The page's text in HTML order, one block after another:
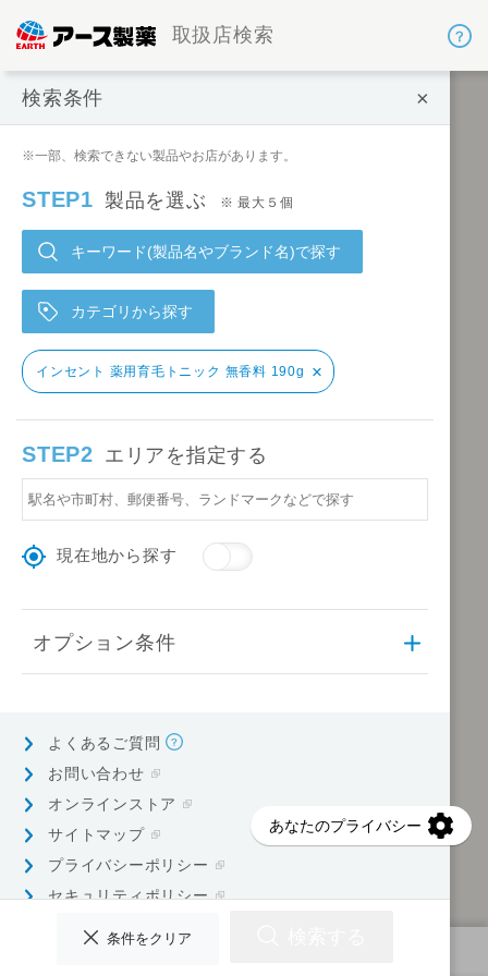
取扱店検索
検索条件 ×
※一部、検索できない製品やお店があります。
STEP1 製品を選ぶ ※ 最大５個
キーワード(製品名やブランド名)で探す
カテゴリから探す
インセント 薬用育毛トニック 無香料 190g ×
STEP2 エリアを指定する
現在地から探す
オプション条件
よくあるご質問
お問い合わせ
オンラインストア
サイトマップ
プライバシーポリシー
セキュリティポリシー
条件をクリア
検索条件